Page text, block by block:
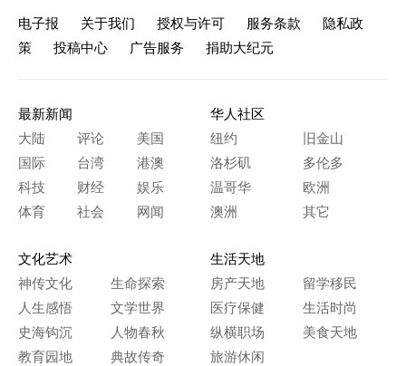
电子报 关于我们 授权与许可 服务条款
隐私政
策
投稿中心 广告服务 捐助大纪元
最新新闻
大陆
评论
美国
国际
台湾
港澳
科技
财经
娱乐
体育
社会 网闻
华人社区
纽约
旧金山
洛杉矶
多伦多
温哥华
欧洲
澳洲
其它
文化艺术
神传文化
生命探索
人生感悟
文学世界
史海钩沉
人物春秋
教育园地
典故传奇
生活天地
房产天地
留学移民
医疗保健
生活时尚
纵横职场
美食天地
旅游休闲